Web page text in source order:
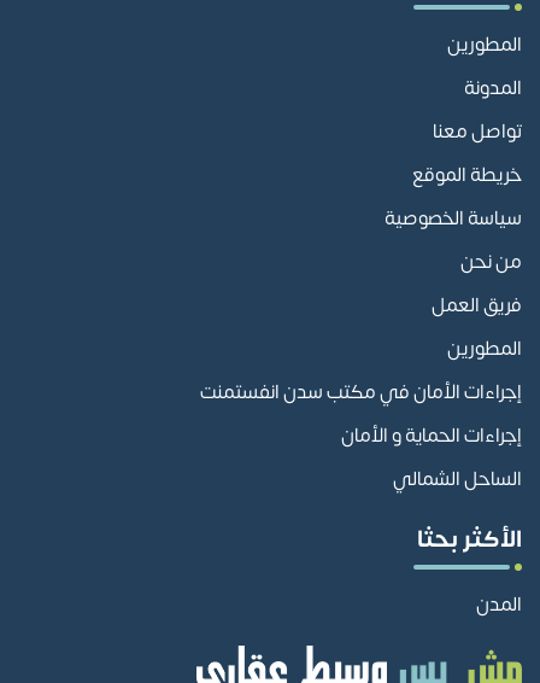
المطورين
المدونة
تواصل معنا
خريطة الموقع
سياسة الخصوصية
من نحن
فريق العمل
المطورين
إجراءات الأمان في مكتب سدن انفستمنت
إجراءات الحماية و الأمان
الساحل الشمالي
الأكثر بحثا
المدن